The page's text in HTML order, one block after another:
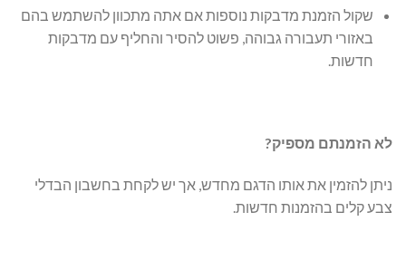
שקול הזמנת מדבקות נוספות אם אתה מתכוון להשתמש בהם
באזורי תעבורה גבוהה, פשוט להסיר והחליף עם מדבקות
חדשות.
לא הזמנתם מספיק?
ניתן להזמין את אותו הדגם מחדש, אך יש לקחת בחשבון הבדלי
צבע קלים בהזמנות חדשות.